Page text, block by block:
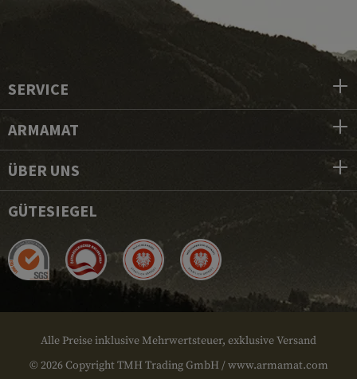
SERVICE
ARMAMAT
ÜBER UNS
GÜTESIEGEL
Alle Preise inklusive Mehrwertsteuer, exklusive Versand
© 2026 Copyright TMH Trading GmbH / www.armamat.com